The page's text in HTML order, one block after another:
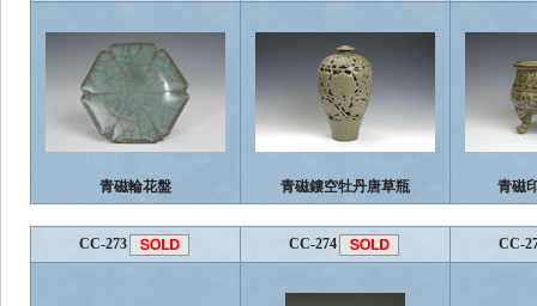
青磁輪花盤 青磁鏤空牡丹唐草瓶 青磁
CC-273 CC-274 CC-